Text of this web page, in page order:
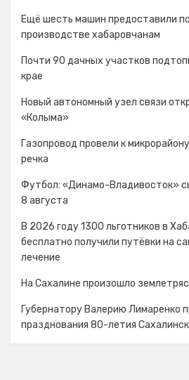
Ещё шесть машин предоставили
производстве хабаровчанам
Почти 90 дачных участков
крае
Новый автономный узел связи
«Колыма»
Газопровод провели к
речка
Футбол: «Динамо-Владивосток»
8 августа
В 2026 году 1300 льготников в
бесплатно получили путёвки на
лечение
На Сахалине произошло
Губернатору Валерию Лимаренко
празднования 80-летия